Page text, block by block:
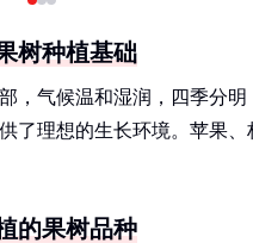
树种植基础
，气候温和湿润，四季分
了理想的生长环境。苹果
的果树品种